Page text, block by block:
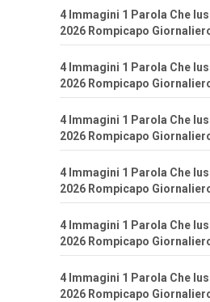
4 Immagini 1 Parola Che
2026 Rompicapo
4 Immagini 1 Parola Che
2026 Rompicapo
4 Immagini 1 Parola Che
2026 Rompicapo
4 Immagini 1 Parola Che
2026 Rompicapo
4 Immagini 1 Parola Che
2026 Rompicapo
4 Immagini 1 Parola Che
2026 Rompicapo